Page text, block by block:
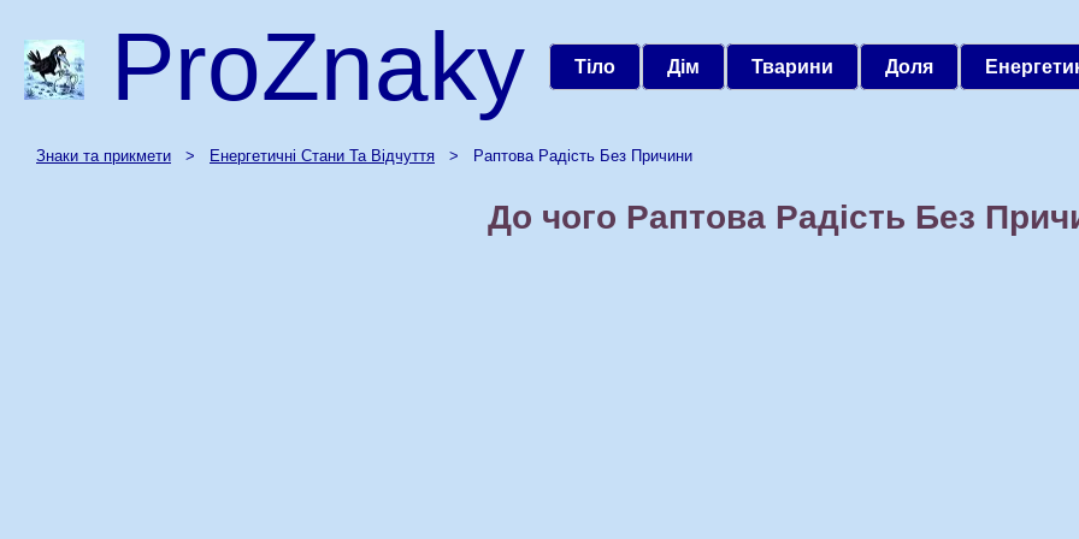
ProZnaky Тіло Дім Тварини Доля
Знаки та прикмети > Енергетичні Стани Та Відчуття > Раптова Радість Без Причини
До чого Раптова Радість Без